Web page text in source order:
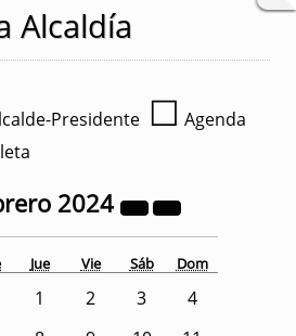
Alcaldía
Presidente ☐ Agenda
2024
Jue Vie Sáb Dom
1 2 3
4